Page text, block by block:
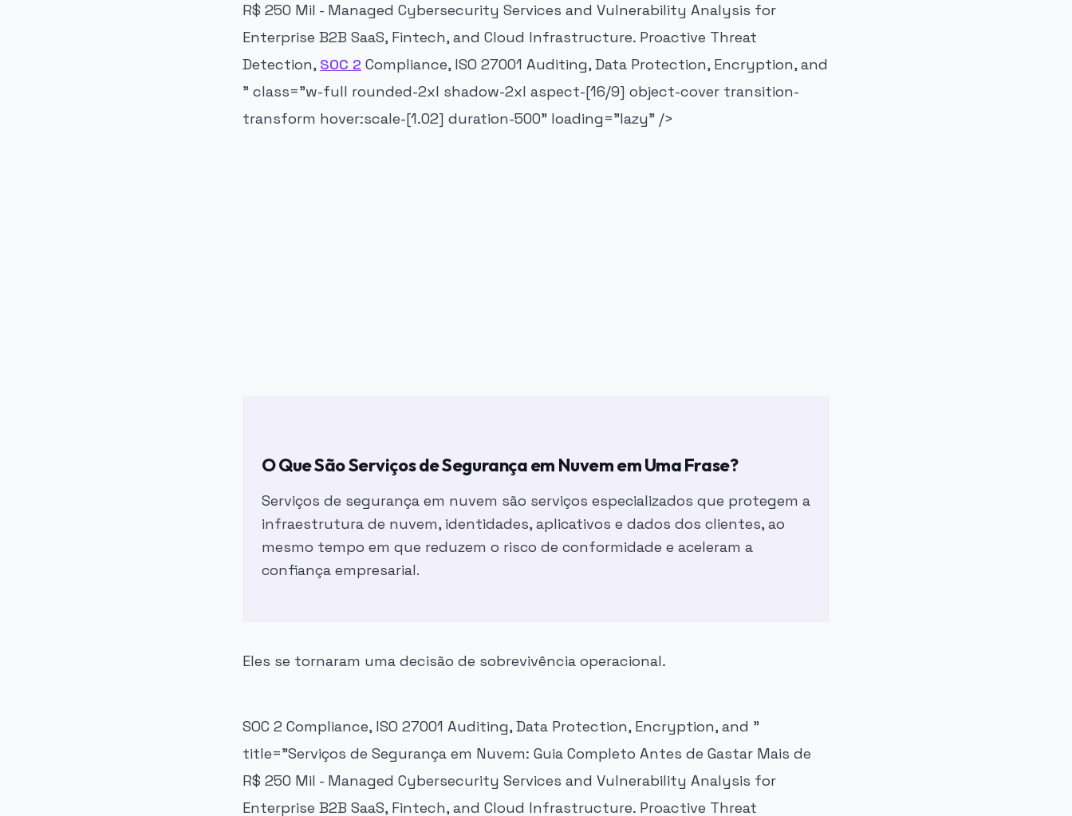
R$ 250 Mil - Managed Cybersecurity Services and Vulnerability Analysis for
Enterprise B2B SaaS, Fintech, and Cloud Infrastructure. Proactive Threat
Detection, SOC 2 Compliance, ISO 27001 Auditing, Data Protection, Encryption, and
" class="w-full rounded-2xl shadow-2xl aspect-[16/9] object-cover transition-
transform hover:scale-[1.02] duration-500" loading="lazy" />
O Que São Serviços de Segurança em Nuvem em Uma Frase?
Serviços de segurança em nuvem são serviços especializados que protegem a
infraestrutura de nuvem, identidades, aplicativos e dados dos clientes, ao
mesmo tempo em que reduzem o risco de conformidade e aceleram a
confiança empresarial.
Eles se tornaram uma decisão de sobrevivência operacional.
SOC 2 Compliance, ISO 27001 Auditing, Data Protection, Encryption, and "
title="Serviços de Segurança em Nuvem: Guia Completo Antes de Gastar Mais de
R$ 250 Mil - Managed Cybersecurity Services and Vulnerability Analysis for
Enterprise B2B SaaS, Fintech, and Cloud Infrastructure. Proactive Threat